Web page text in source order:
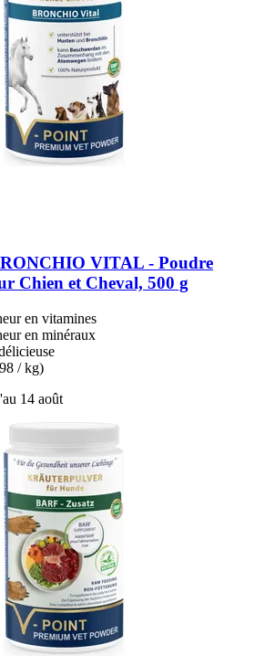
VITAL -​ Poudre
Chien et Cheval, 500 g
en vitamines
en minéraux
/ kg)
14 août